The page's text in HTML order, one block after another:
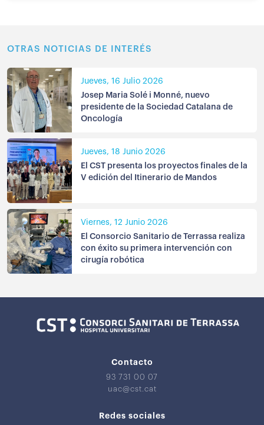
OTRAS NOTICIAS DE INTERÉS
Jueves, 16 Julio 2026
Josep Maria Solé i Monné, nuevo
presidente de la Sociedad Catalana de
Oncología
Jueves, 18 Junio 2026
El CST presenta los proyectos finales de la
V edición del Itinerario de Mandos
Viernes, 12 Junio 2026
El Consorcio Sanitario de Terrassa realiza
con éxito su primera intervención con
cirugía robótica
Contacto
93 731 00 07
uac@cst.cat
Redes sociales